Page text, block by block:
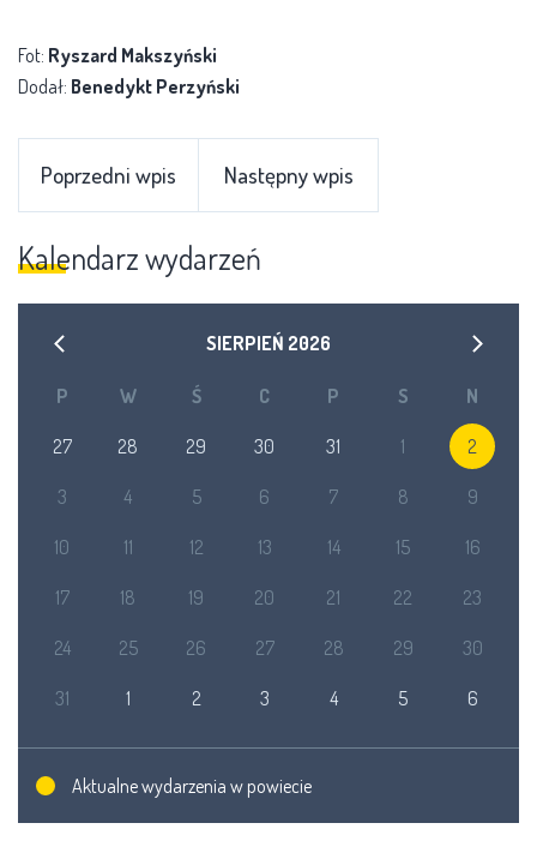
Fot: Ryszard Makszyński
Dodał: Benedykt Perzyński
Poprzedni wpis Następny wpis
Kalendarz wydarzeń
SIERPIEŃ 2026
P W Ś C P S N
27 28 29 30 31 1 2
3 4 5 6 7 8 9
10 11 12 13 14 15 16
17 18 19 20 21 22 23
24 25 26 27 28 29 30
31 1 2 3 4 5 6
Aktualne wydarzenia w powiecie